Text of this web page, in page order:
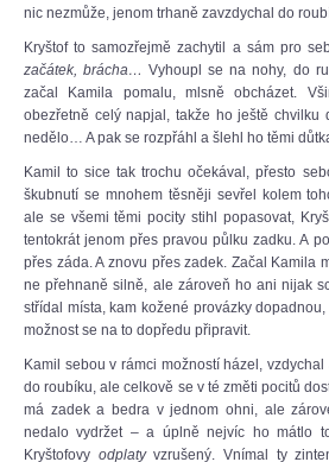
nic nezmůže, jenom trhaně zavzdychal do
Kryštof to samozřejmě zachytil a sám pro
začátek, brácha… Vyhoupl se na nohy, do
začal Kamila pomalu, mlsně obcházet.
obezřetně celý napjal, takže ho ještě chvilku
nedělo… A pak se rozpřáhl a šlehl ho těmi
Kamil to sice tak trochu očekával, přesto
škubnutí se mnohem těsněji sevřel kolem
ale se všemi těmi pocity stihl popasovat,
tentokrát jenom přes pravou půlku zadku. A
přes záda. A znovu přes zadek. Začal Kamila
ne přehnaně silně, ale zároveň ho ani nijak
střídal místa, kam kožené provázky
možnost se na to dopředu připravit.
Kamil sebou v rámci možností házel,
do roubíku, ale celkově se v té změti pocitů
má zadek a bedra v jednom ohni, ale
nedalo vydržet – a úplně nejvíc ho mátlo
Kryštofovy odplatyvzrušený. Vnímal ty